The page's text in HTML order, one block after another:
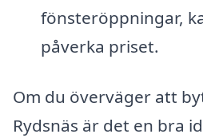
fönsteröppningar,
påverka priset.
Om du överväger att
Rydsnäs är det en bra